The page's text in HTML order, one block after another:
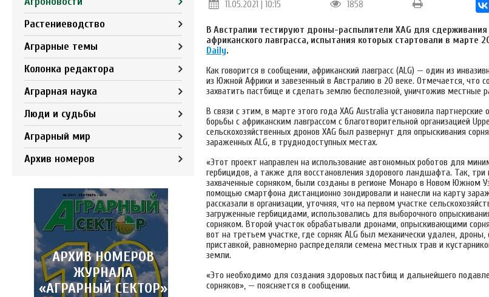
Растениеводство
Аграрные темы
Колонка редактора
Аграрная наука
Люди и судьбы
Аграрный мир
Архив номеров
АРХИВ НОМЕРОВ
ЖУРНАЛА
«АГРАРНЫЙ СЕКТОР»
11.05.2021 | 10:15 1858
В Австралии тестируют дроны-распылители XAG для сдерживания
африканского лавграсса, испытания которых стартовали в марте
Daily.
Как говорится в сообщении, африканский лавграсс (ALG) — один из
из Южной Африки и завезенный в Австралию в 20 веке. Отмечается, что
захватить пастбище и сделать землю бесполезной, уничтожив местные
В связи с этим, в марте этого года XAG Australia установила
борьбы с африканским лавграссом с благотворительной организацией
сельскохозяйственных дронов XAG был развернут для опрыскивания
зараженных ALG, в труднодоступных местах.
«Этот проект направлен на использование автономных роботов для
гербицидов, а также для восстановления здорового ландшафта. Так, три
захваченные сорняком, были созданы в регионе Монаро в Новом Южном
помощью смартфона дистанционно зондировали и нанесли на карту
рассказали в организации, уточняя, что на первом участке
загруженные гербицидами, использовались для выборочного
сорняком. Второй участок обрабатывали дронами, опрыскивающими
вот на третьем участке, где сорняк ALG был механически удален,
приставкой, равномерно распределяли семена местных трав и
земли.
«Это необходимо для создания здоровых пастбищ и дальнейшего
сорняков», — поясняется в сообщении.